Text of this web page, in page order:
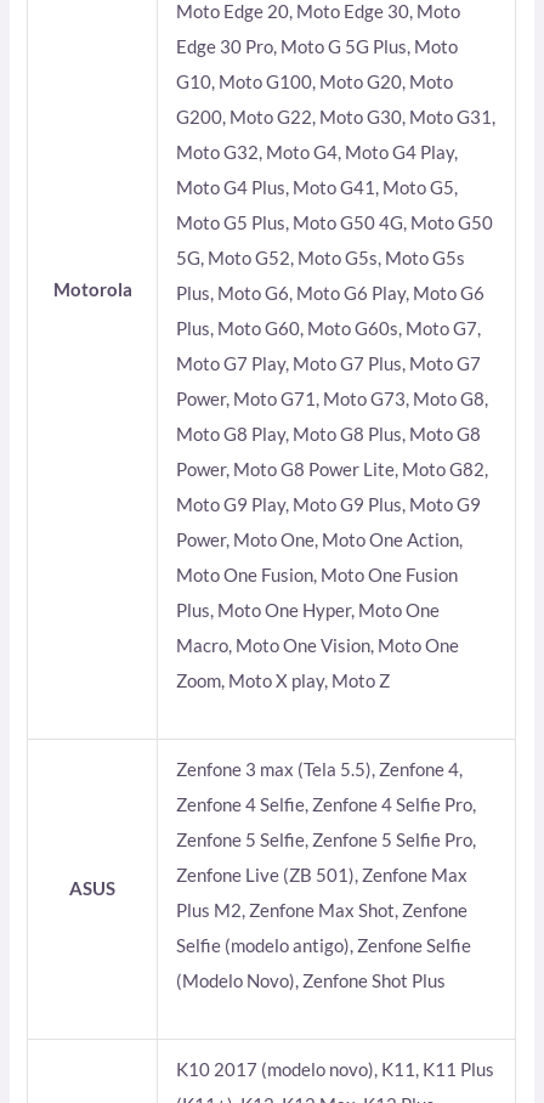
Motorola
Moto Edge 20, Moto Edge 30, Moto
Edge 30 Pro, Moto G 5G Plus, Moto
G10, Moto G100, Moto G20, Moto
G200, Moto G22, Moto G30, Moto G31,
Moto G32, Moto G4, Moto G4 Play,
Moto G4 Plus, Moto G41, Moto G5,
Moto G5 Plus, Moto G50 4G, Moto G50
5G, Moto G52, Moto G5s, Moto G5s
Plus, Moto G6, Moto G6 Play, Moto G6
Plus, Moto G60, Moto G60s, Moto G7,
Moto G7 Play, Moto G7 Plus, Moto G7
Power, Moto G71, Moto G73, Moto G8,
Moto G8 Play, Moto G8 Plus, Moto G8
Power, Moto G8 Power Lite, Moto G82,
Moto G9 Play, Moto G9 Plus, Moto G9
Power, Moto One, Moto One Action,
Moto One Fusion, Moto One Fusion
Plus, Moto One Hyper, Moto One
Macro, Moto One Vision, Moto One
Zoom, Moto X play, Moto Z
ASUS
Zenfone 3 max (Tela 5.5), Zenfone 4,
Zenfone 4 Selfie, Zenfone 4 Selfie Pro,
Zenfone 5 Selfie, Zenfone 5 Selfie Pro,
Zenfone Live (ZB 501), Zenfone Max
Plus M2, Zenfone Max Shot, Zenfone
Selfie (modelo antigo), Zenfone Selfie
(Modelo Novo), Zenfone Shot Plus
K10 2017 (modelo novo), K11, K11 Plus